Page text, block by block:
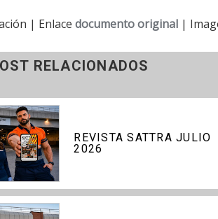
| Enlace documento original |
RELACIONADOS
REVISTA SATTRA JULIO
2026